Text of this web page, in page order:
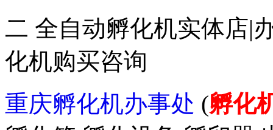
二 全自动孵化机实体店|
化机购买咨询
重庆孵化机办事处 (孵化